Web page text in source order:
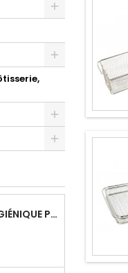
JOINT HYGIÉNIQUE POUR ANNEAU TUBE 40 X 40 MM NOIR